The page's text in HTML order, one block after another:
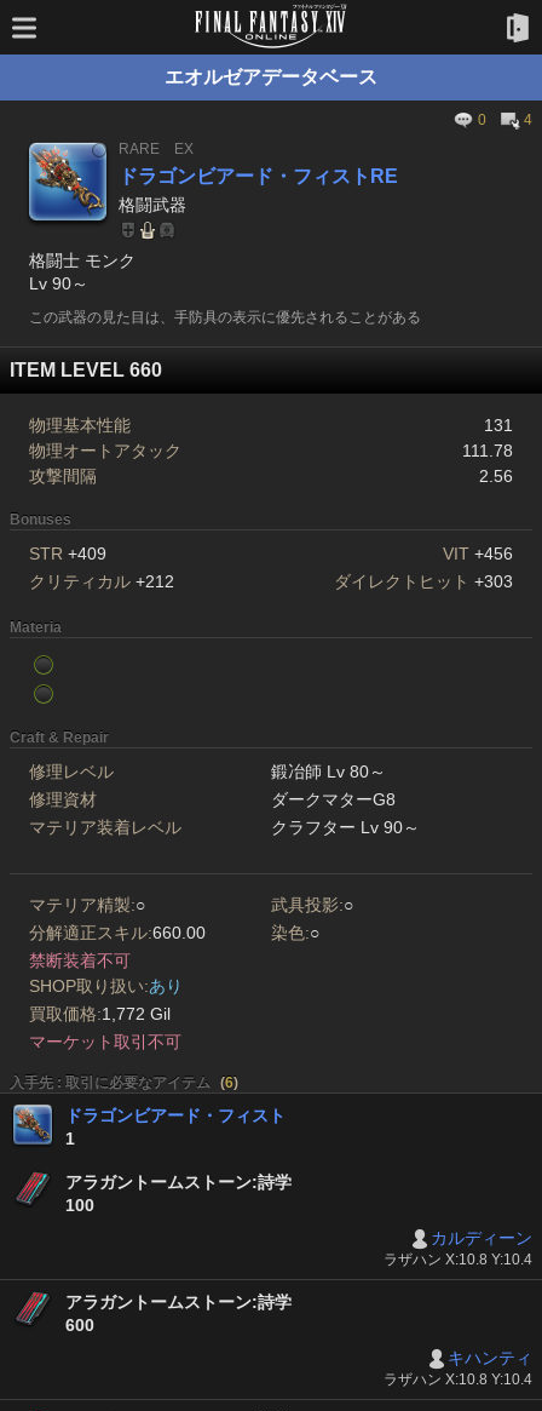
エオルゼアデータベース
0
4
RARE
EX
ドラゴンビアード・フィストRE
格闘武器
格闘士 モンク
Lv 90～
この武器の見た目は、手防具の表示に優先されることがある
ITEM LEVEL 660
物理基本性能
131
物理オートアタック
111.78
攻撃間隔
2.56
Bonuses
STR +409 VIT +456
クリティカル +212 ダイレクトヒット +303
Materia
Craft & Repair
修理レベル
鍛冶師 Lv 80～
修理資材
ダークマターG8
マテリア装着レベル
クラフター Lv 90～
マテリア精製:○ 武具投影:○
分解適正スキル:660.00 染色:○
禁断装着不可
SHOP取り扱い:あり
買取価格:1,772 Gil
マーケット取引不可
入手先 : 取引に必要なアイテム (6)
ドラゴンビアード・フィスト
1
アラガントームストーン:詩学
100
カルディーン
ラザハン X:10.8 Y:10.4
アラガントームストーン:詩学
600
キハンティ
ラザハン X:10.8 Y:10.4